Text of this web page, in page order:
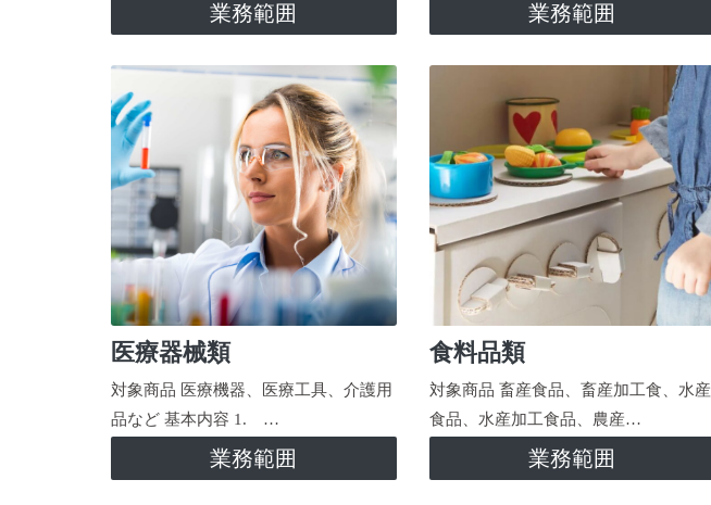
業務範囲 業務範囲
医療器械類
対象商品 医療機器、医療工具、介護用
品など 基本内容 1. …
業務範囲
食料品類
対象商品 畜産食品、畜産加工食、水産
食品、水産加工食品、農産…
業務範囲